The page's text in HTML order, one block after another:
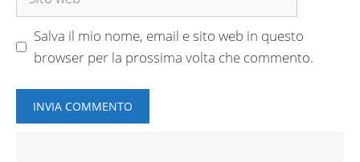
Salva il mio nome, email e sito web in questo
browser per la prossima volta che commento.